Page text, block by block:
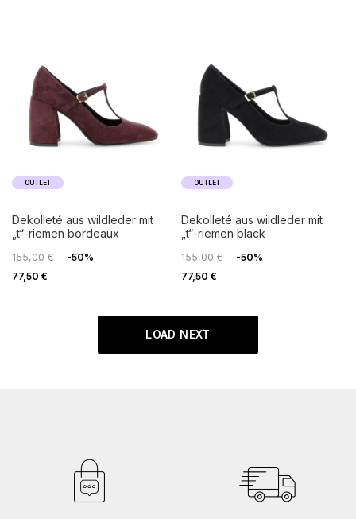
OUTLET
dekolleté aus wildleder mit
„t“-riemen bordeaux
155,00 €
-50%
77,50 €
OUTLET
dekolleté aus wildleder mit
„t“-riemen black
155,00 €
-50%
77,50 €
LOAD NEXT